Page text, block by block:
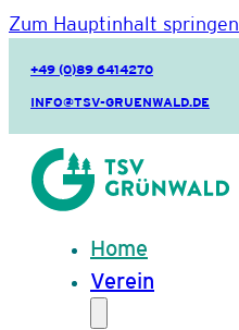
Zum Hauptinhalt springen
+49 (0)89 6414270
INFO@TSV-GRUENWALD.DE
Home
Verein